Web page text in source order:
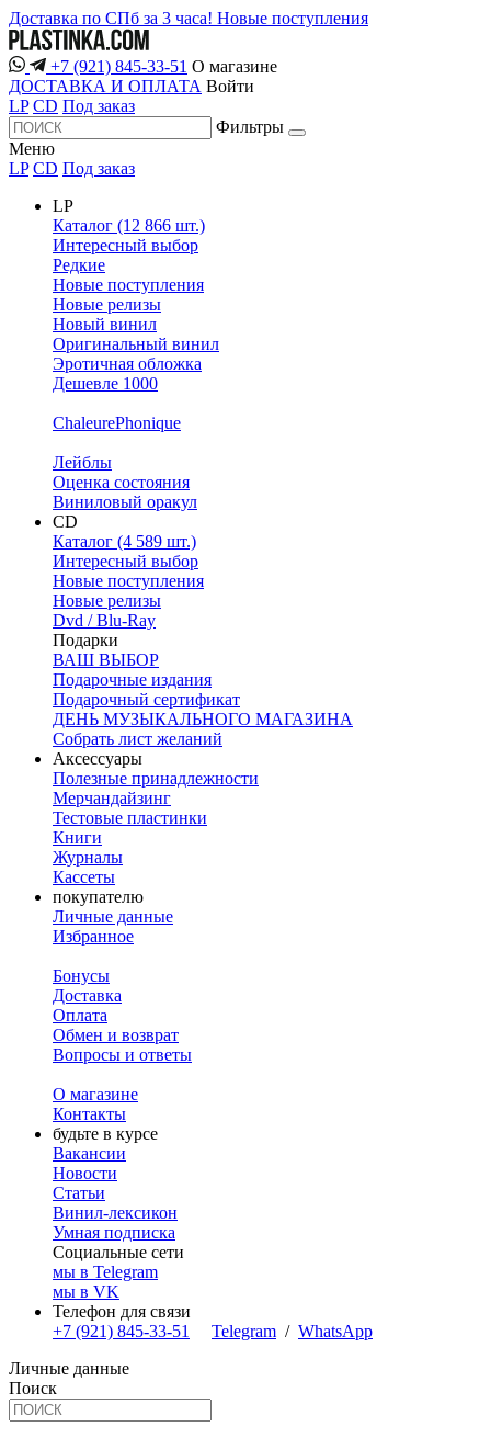
Доставка по СПб за 3 часа! Новые поступления
+7 (921) 845-33-51 О магазине
ДОСТАВКА И ОПЛАТА Войти
LP CD Под заказ
Фильтры
Меню
LP CD Под заказ
LP
Каталог (12 866 шт.)
Интересный выбор
Редкие
Новые поступления
Новые релизы
Новый винил
Оригинальный винил
Эротичная обложка
Дешевле 1000
ChaleurePhonique
Лейблы
Оценка состояния
Виниловый оракул
CD
Каталог (4 589 шт.)
Интересный выбор
Новые поступления
Новые релизы
Dvd / Blu-Ray
Подарки
ВАШ ВЫБОР
Подарочные издания
Подарочный сертификат
ДЕНЬ МУЗЫКАЛЬНОГО МАГАЗИНА
Собрать лист желаний
Аксессуары
Полезные принадлежности
Мерчандайзинг
Тестовые пластинки
Книги
Журналы
Кассеты
покупателю
Личные данные
Избранное
Бонусы
Доставка
Оплата
Обмен и возврат
Вопросы и ответы
О магазине
Контакты
будьте в курсе
Вакансии
Новости
Статьи
Винил-лексикон
Умная подписка
Социальные сети
мы в Telegram
мы в VK
Телефон для связи
+7 (921) 845-33-51
Telegram / WhatsApp
Личные данные
Поиск